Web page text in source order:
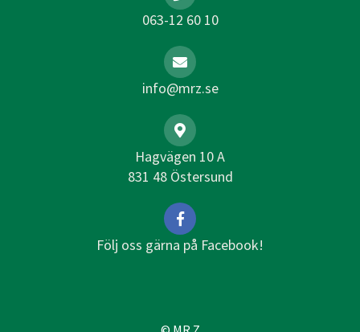
063-12 60 10
info@mrz.se
Hagvägen 10 A
831 48 Östersund
Följ oss gärna på Facebook!